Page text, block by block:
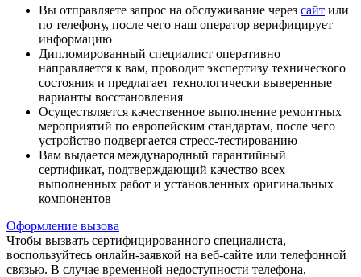
Вы отправляете запрос на обслуживание через сайт или
по телефону, после чего наш оператор верифицирует
информацию
Дипломированный специалист оперативно
направляется к вам, проводит экспертизу технического
состояния и предлагает технологически выверенные
варианты восстановления
Осуществляется качественное выполнение ремонтных
мероприятий по европейским стандартам, после чего
устройство подвергается стресс-тестированию
Вам выдается международный гарантийный
сертификат, подтверждающий качество всех
выполненных работ и установленных оригинальных
компонентов
Оформление вызова
Чтобы вызвать сертифицированного специалиста,
воспользуйтесь онлайн-заявкой на веб-сайте или телефонной
связью. В случае временной недоступности телефона,